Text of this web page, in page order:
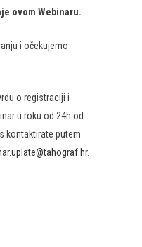
ovom Webinaru.
i očekujemo
o registraciji i
u roku od 24h od
kontaktirate putem
.